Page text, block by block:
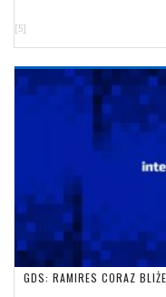
[5]
GDS: RAMIRES CORAZ